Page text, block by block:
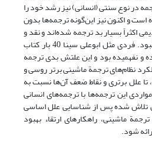
در نوع سنتی (انسانی) نیز رشد خود را
و اکنون نیز این‌گونه ترجمه‌ها بدون
اکثراً بسیار بد ترجمه شده‌اند و نقد و
نظارت و کنترل نیز در کار نبود. فردی مثل ابوعلی سینا 40 بار کتاب
و نفهمیده بود و این علتش بدی ترجمه
نظام‌های ترجمة ماشینی برتر روسی و
تا علل برتری و نقاط ضعف آن‌ها نسبت به
این ترجمه‌ها با ترجمه‌های انسانی
شده پس از شناسایی علل اساسی
ماشینی، راهکارهای ارتقاء بهبود
شود.